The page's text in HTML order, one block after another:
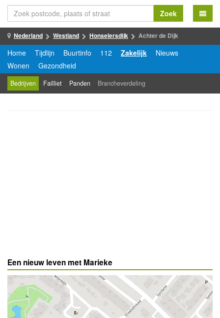
Zoek
Nederland Westland Honselersdijk Achter de Dijk
Home Tijdlijn Buurtinfo 112 Zakelijk
Nieuws
Wonen
Gezondheid
Bedrijven Failliet Panden Brancheverdeling
Een nieuw leven met Marieke